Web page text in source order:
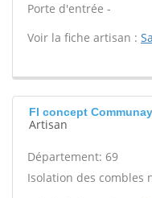
Porte d'entrée -
Voir la fiche artisan :
Fl concept Communay
Artisan
Département: 69
Isolation des combles